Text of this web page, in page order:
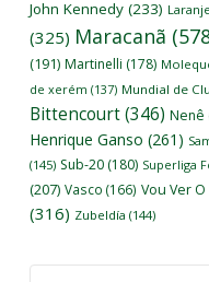
John Kennedy (233)
(325) Maracanã
(191) Martinelli (178)
de xerém (137) Mundial de
Bittencourt(346) Nenê
Henrique Ganso (261)
(145) Sub-20 (180) Superliga
(207) Vasco (166) Vou Ver O
(316) Zubeldía (144)